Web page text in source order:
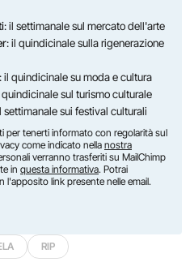
: il settimanale sul mercato dell'arte
: il quindicinale sulla rigenerazione
: il quindicinale su moda e cultura
quindicinale sul turismo culturale
settimanale sui festival culturali
per tenerti informato con regolarità sul
come indicato nella nostra
verranno trasferiti su MailChimp
in questa informativa. Potrai
l'apposito link presente nelle email.
RIP